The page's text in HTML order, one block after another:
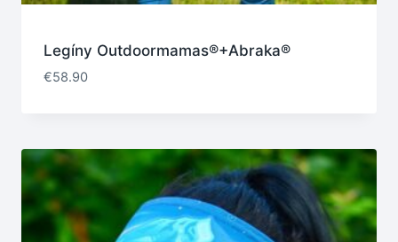
Legíny Outdoormamas®+Abraka®
€58.90